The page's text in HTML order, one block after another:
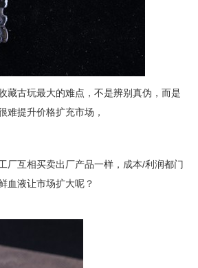
藏古玩最大的难点，不是辨别真伪，而是
难提升价格扩充市场，
厂互相买卖出厂产品一样，成本/利润都门
血液让市场扩大呢？